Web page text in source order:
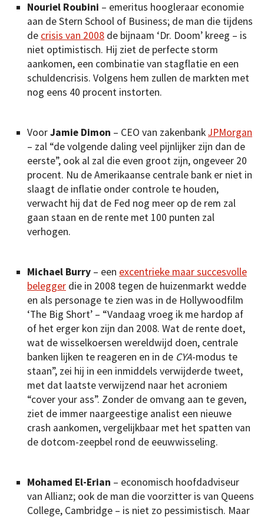
Nouriel Roubini – emeritus hoogleraar economie
aan de Stern School of Business; de man die tijdens
de crisis van 2008 de bijnaam ‘Dr. Doom’ kreeg – is
niet optimistisch. Hij ziet de perfecte storm
aankomen, een combinatie van stagflatie en een
schuldencrisis. Volgens hem zullen de markten met
nog eens 40 procent instorten.
VoorJamie Dimon – CEO van zakenbankJPMorgan
– zal “de volgende daling veel pijnlijker zijn dan de
eerste”, ook al zal die even groot zijn, ongeveer 20
procent. Nu de Amerikaanse centrale bank er niet in
slaagt de inflatie onder controle te houden,
verwacht hij dat de Fed nog meer op de rem zal
gaan staan en de rente met 100 punten zal
verhogen.
Michael Burry – een excentrieke maar succesvolle
belegger die in 2008 tegen de huizenmarkt wedde
en als personage te zien was in de Hollywoodfilm
‘The Big Short’ – “Vandaag vroeg ik me hardop af
of het erger kon zijn dan 2008. Wat de rente doet,
wat de wisselkoersen wereldwijd doen, centrale
banken lijken te reageren en in de CYA-modus te
staan”, zei hij in een inmiddels verwijderde tweet,
met dat laatste verwijzend naar het acroniem
“cover your ass”. Zonder de omvang aan te geven,
ziet de immer naargeestige analist een nieuwe
crash aankomen, vergelijkbaar met het spatten van
de dotcom-zeepbel rond de eeuwwisseling.
Mohamed El-Erian – economisch hoofdadviseur
van Allianz; ook de man die voorzitter is van Queens
College, Cambridge – is niet zo pessimistisch. Maar